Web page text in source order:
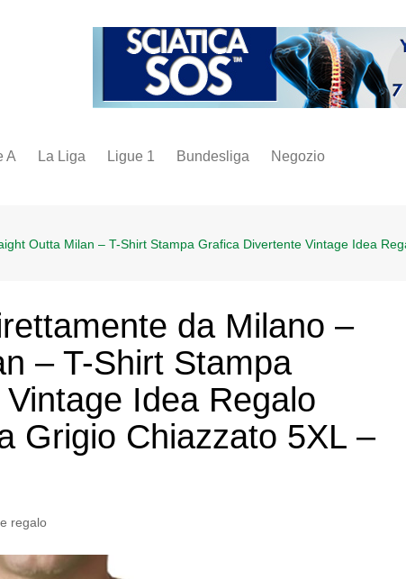
A La Liga Ligue 1 Bundesliga Negozio
milan
fantacalcio
Outta Milan – T-Shirt Stampa Grafica Divertente Vintage Idea
da Milano –
– T-Shirt Stampa
Idea Regalo
Grigio Chiazzato 5XL –
regalo